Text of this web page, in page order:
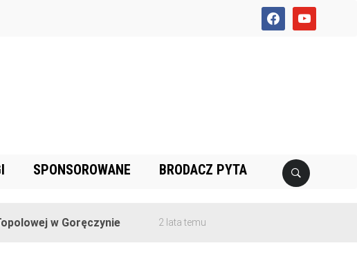
facebookyoutube
SPONSOROWANE BRODACZ PYTA
w Goręczynie 2 lata temu